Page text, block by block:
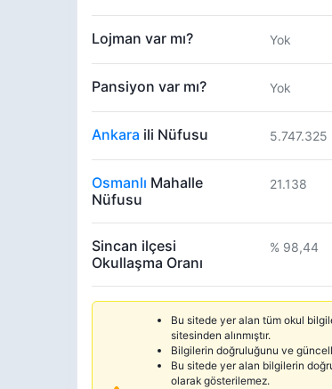
Lojman var mı? Yok
Pansiyon var mı? Yok
Ankara ili Nüfusu 5.747.325
Osmanlı Mahalle
Nüfusu
21.138
Sincan ilçesi
Okullaşma Oranı
% 98,44
Bu sitede yer alan tüm okul
sitesinden alınmıştır.
Bilgilerin doğruluğunu ve
Bu sitede yer alan bilgilerin
olarak gösterilemez.